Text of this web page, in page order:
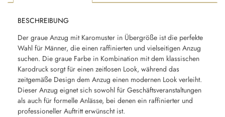
BESCHREIBUNG
Der graue Anzug mit Karomuster in Übergröße ist die perfekte
Wahl für Männer, die einen raffinierten und vielseitigen Anzug
suchen. Die graue Farbe in Kombination mit dem klassischen
Karodruck sorgt für einen zeitlosen Look, während das
zeitgemäße Design dem Anzug einen modernen Look verleiht.
Dieser Anzug eignet sich sowohl für Geschäftsveranstaltungen
als auch für formelle Anlässe, bei denen ein raffinierter und
professioneller Auftritt erwünscht ist.